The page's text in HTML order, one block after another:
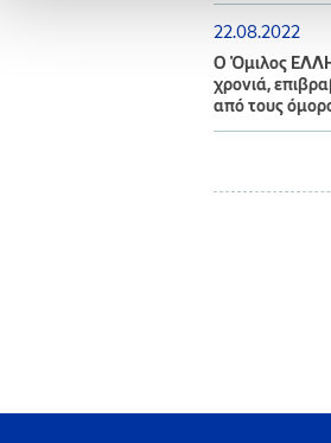
22.08.2022
Ο Όμιλος
χρονιά,
από τους